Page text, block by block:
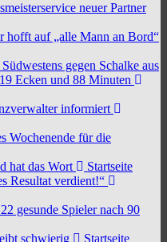
neuer Partner
hofft auf „alle Mann an Bord“
gegen Schalke aus
Ecken und 88 Minuten
informiert
Wochenende für die
hat das Wort
Startseite
Resultat verdient!“
gesunde Spieler nach 90
schwierig
Startseite